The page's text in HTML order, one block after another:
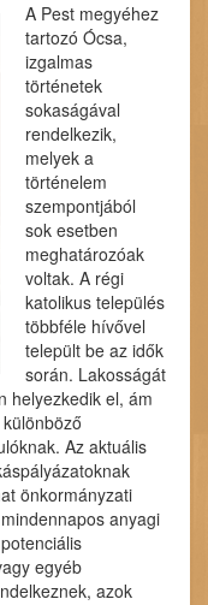
A Pest megyéhez
tartozó Ócsa,
izgalmas
történetek
sokaságával
rendelkezik,
melyek a
történelem
szempontjából
sok esetben
meghatározóak
voltak. A régi
katolikus település
többféle hívővel
települt be az idők
során. Lakosságát
helyezkedik el, ám
Az aktuális
önkormányzati
anyagi
egyéb
azok